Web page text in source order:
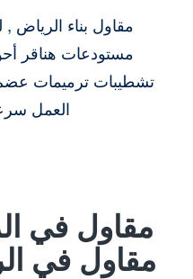
مقاول بناء الرياض ,
مستودعات هناقر
تشطيبات ترميمات
العمل
مقاول في
مقاول في